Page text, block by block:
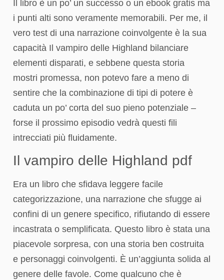
Il libro è un po’ un successo o un ebook gratis ma
i punti alti sono veramente memorabili. Per me, il
vero test di una narrazione coinvolgente è la sua
capacità Il vampiro delle Highland bilanciare
elementi disparati, e sebbene questa storia
mostri promessa, non potevo fare a meno di
sentire che la combinazione di tipi di potere è
caduta un po’ corta del suo pieno potenziale –
forse il prossimo episodio vedrà questi fili
intrecciati più fluidamente.
Il vampiro delle Highland pdf
Era un libro che sfidava leggere facile
categorizzazione, una narrazione che sfugge ai
confini di un genere specifico, rifiutando di essere
incastrata o semplificata. Questo libro è stata una
piacevole sorpresa, con una storia ben costruita
e personaggi coinvolgenti. È un’aggiunta solida al
genere delle favole. Come qualcuno che è